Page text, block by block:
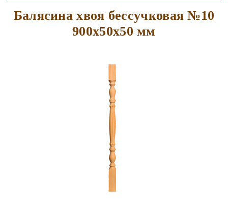
Балясина хвоя бессучковая №10
900х50х50 мм